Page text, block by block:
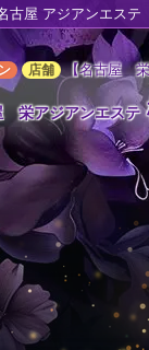
古屋 アジアンエステ
店舗 【名古屋
栄アジアンエステ